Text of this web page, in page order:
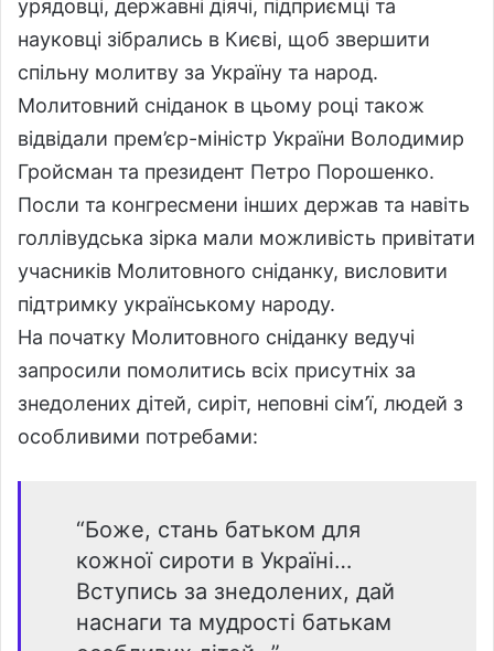
урядовці, державні діячі, підприємці та
науковці зібрались в Києві, щоб звершити
спільну молитву за Україну та народ.
Молитовний сніданок в цьому році також
відвідали прем’єр-міністр України Володимир
Гройсман та президент Петро Порошенко.
Посли та конгресмени інших держав та навіть
голлівудська зірка мали можливість привітати
учасників Молитовного сніданку, висловити
підтримку українському народу.
На початку Молитовного сніданку ведучі
запросили помолитись всіх присутніх за
знедолених дітей, сиріт, неповні сім’ї, людей з
особливими потребами:
“Боже, стань батьком для
кожної сироти в Україні…
Вступись за знедолених, дай
наснаги та мудрості батькам